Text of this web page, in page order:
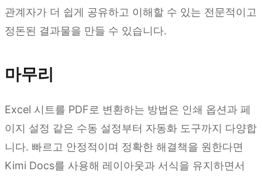
관계자가 더 쉽게 공유하고 이해할 수 있는 전문적이고
정돈된 결과물을 만들 수 있습니다.
마무리
Excel 시트를 PDF로 변환하는 방법은 인쇄 옵션과 페
이지 설정 같은 수동 설정부터 자동화 도구까지 다양합
니다. 빠르고 안정적이며 정확한 해결책을 원한다면
Kimi Docs를 사용해 레이아웃과 서식을 유지하면서